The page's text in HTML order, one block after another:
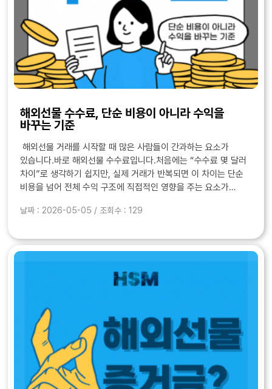
해외선물 수수료, 단순 비용이 아니라 수익을
바꾸는 기준
해외선물 거래를 시작할 때 많은 사람들이 간과하는 요소가
있습니다.바로 해외선물 수수료입니다.처음에는 “수수료 몇 달러
차이”로 생각하기 쉽지만, 실제 거래가 반복되면 이 차이는 단순
비용을 넘어 전체 수익 구조에 직접적인 영향을 주는 요소가
수수료는 선택이 아니라 전략의 일부로 봐야 합..
날짜 : 2026-05-05 / 조회수 : 129